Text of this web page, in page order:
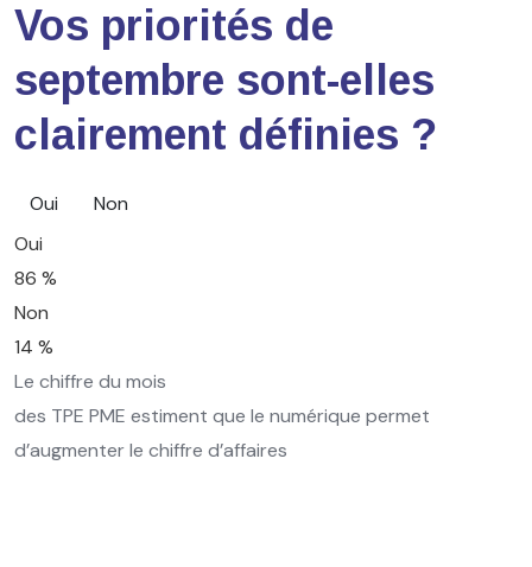
Vos priorités de
septembre sont-elles
clairement définies ?
Oui
Non
Oui
86 %
Non
14 %
Le chiffre du mois
des TPE PME estiment que le numérique permet
d’augmenter le chiffre d’affaires